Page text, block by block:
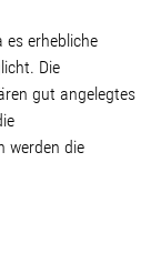
es erhebliche
Die
gut angelegtes
werden die